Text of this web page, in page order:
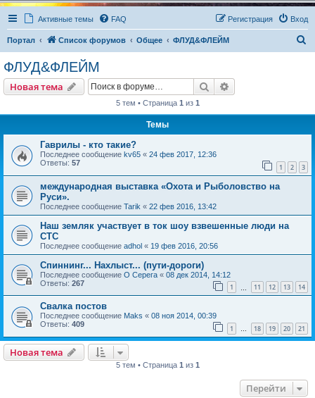
Активные темы FAQ Вход
Регистрация
Портал Список форумов Общее ФЛУД&ФЛЕЙМ
ФЛУД&ФЛЕЙМ
Новая тема Поиск
5 тем • Страница 1 из 1
Темы
Гаврилы - кто такие?
Последнее сообщение kv65 « 24 фев 2017, 12:36
Ответы: 57 1 2 3
международная выставка «Охота и Рыболовство на
Руси».
Последнее сообщение Tarik « 22 фев 2016, 13:42
Наш земляк участвует в ток шоу взвешенные люди на
СТС
Последнее сообщение adhol « 19 фев 2016, 20:56
Спиннинг... Нахлыст... (пути-дороги)
Последнее сообщение О Серега « 08 дек 2014, 14:12
Ответы: 267 1 11 12 13 14
Свалка постов
Последнее сообщение Maks « 08 ноя 2014, 00:39
Ответы: 409 1 … 18 19 20 21
Новая тема
5 тем • Страница 1 из 1
Перейти